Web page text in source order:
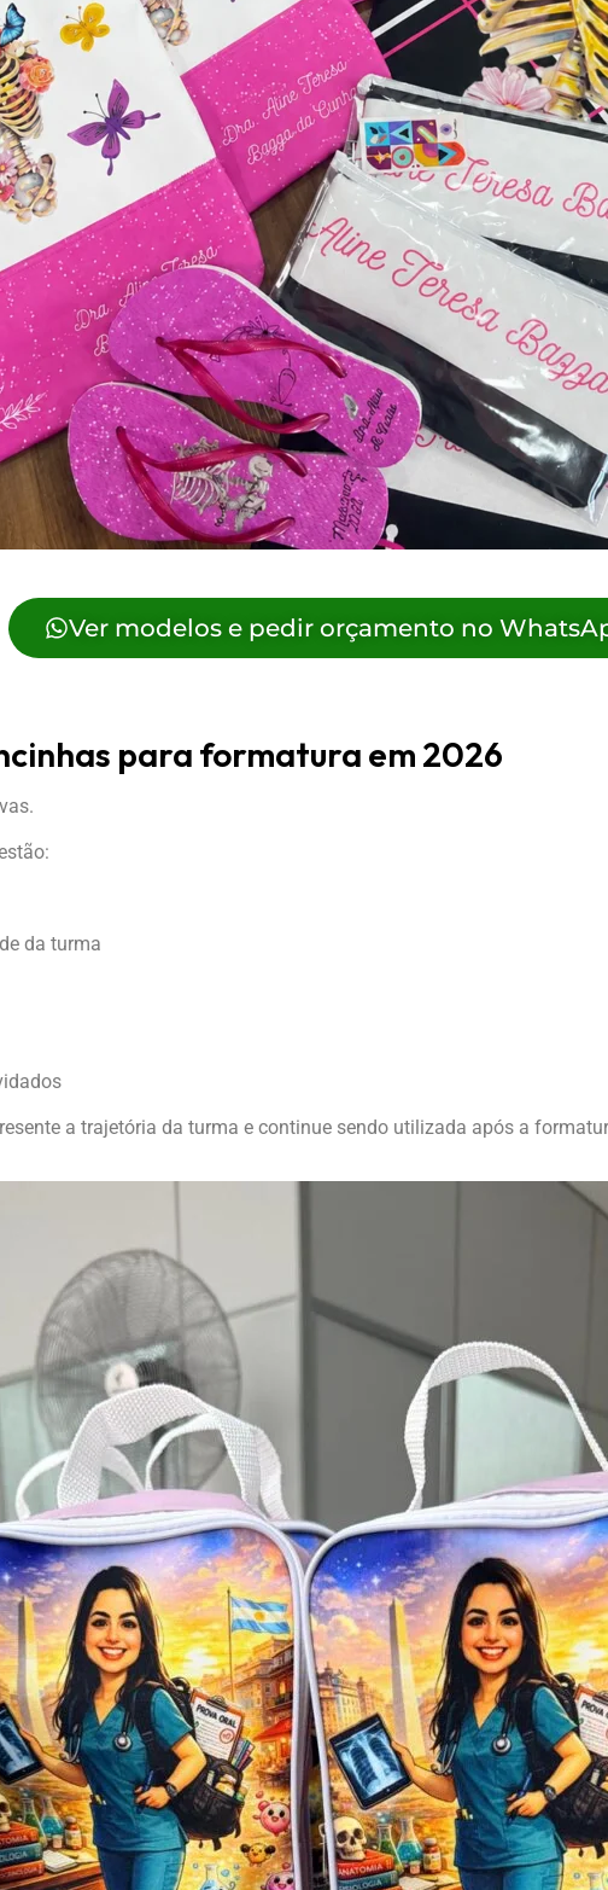
Ver modelos e pedir orçamento no
para formatura em 2026
da turma
a trajetória da turma e continue sendo utilizada após a